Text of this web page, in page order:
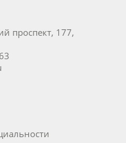
проспект, 177,